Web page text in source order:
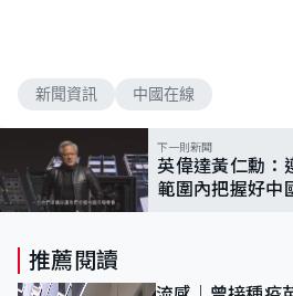
新聞資訊 中國在線
下一則新聞
英偉達黃仁勳：
範圍內把握好中
推薦閱讀